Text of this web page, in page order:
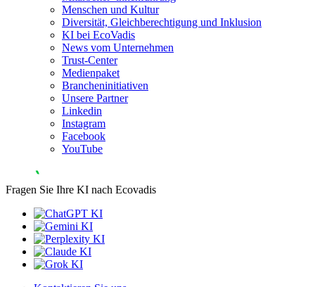
Menschen und Kultur
Diversität, Gleichberechtigung und Inklusion
KI bei EcoVadis
News vom Unternehmen
Trust-Center
Medienpaket
Brancheninitiativen
Unsere Partner
Linkedin
Instagram
Facebook
YouTube
Fragen Sie Ihre KI nach Ecovadis